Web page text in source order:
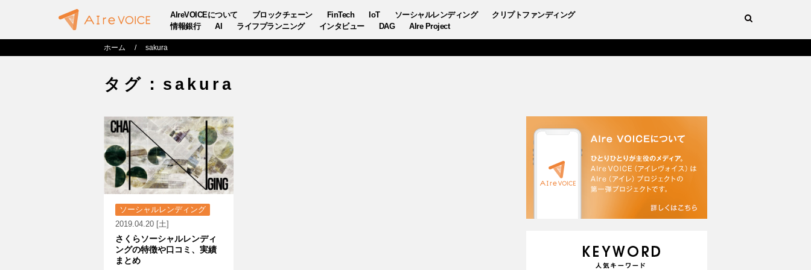
AIreVOICEについて ブロックチェーン FinTech IoT ソーシャルレンディング
クリプトファンディング
情報銀行
AI ライフプランニング インタビュー DAG AIre Project
ホーム sakura
タグ：sakura
ソーシャルレンディング
2019.04.20 [土]
さくらソーシャルレンディ
ングの特徴や口コミ、実績
まとめ